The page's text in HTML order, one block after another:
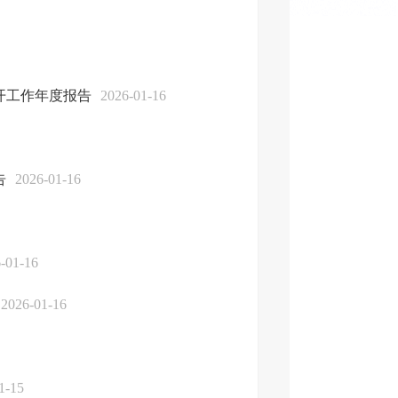
工作年度报告 2026-01-16
2026-01-16
01-16
2026-01-16
15